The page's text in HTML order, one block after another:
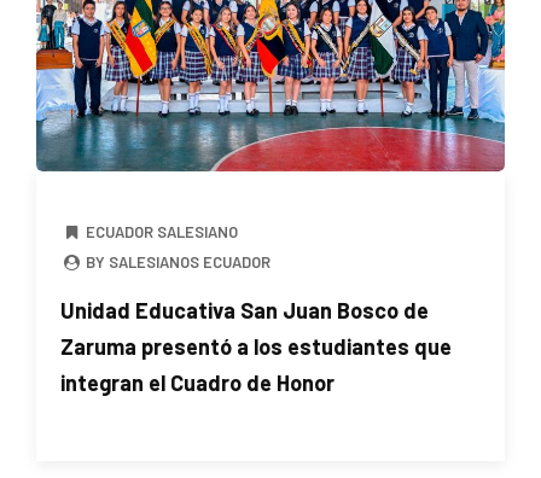
ECUADOR SALESIANO
BY SALESIANOS ECUADOR
Unidad Educativa San Juan Bosco de
Zaruma presentó a los estudiantes que
integran el Cuadro de Honor